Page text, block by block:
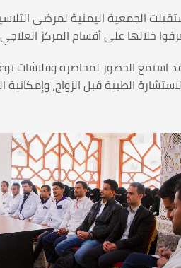
خلالها على أقسام المركز
استمع الحضور لمحاضرة وفلاشات
الطبية قبل الزواج،